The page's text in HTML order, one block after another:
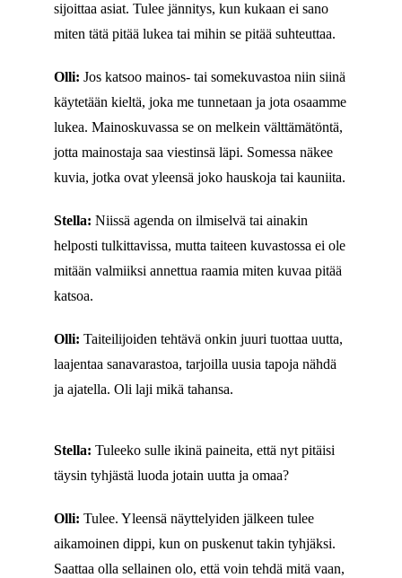
sijoittaa asiat. Tulee jännitys, kun kukaan ei sano
miten tätä pitää lukea tai mihin se pitää suhteuttaa.
Olli: Jos katsoo mainos- tai somekuvastoa niin siinä
käytetään kieltä, joka me tunnetaan ja jota osaamme
lukea. Mainoskuvassa se on melkein välttämätöntä,
jotta mainostaja saa viestinsä läpi. Somessa näkee
kuvia, jotka ovat yleensä joko hauskoja tai kauniita.
Stella: Niissä agenda on ilmiselvä tai ainakin
helposti tulkittavissa, mutta taiteen kuvastossa ei ole
mitään valmiiksi annettua raamia miten kuvaa pitää
katsoa.
Olli: Taiteilijoiden tehtävä onkin juuri tuottaa uutta,
laajentaa sanavarastoa, tarjoilla uusia tapoja nähdä
ja ajatella. Oli laji mikä tahansa.
Stella: Tuleeko sulle ikinä paineita, että nyt pitäisi
täysin tyhjästä luoda jotain uutta ja omaa?
Olli: Tulee. Yleensä näyttelyiden jälkeen tulee
aikamoinen dippi, kun on puskenut takin tyhjäksi.
Saattaa olla sellainen olo, että voin tehdä mitä vaan,